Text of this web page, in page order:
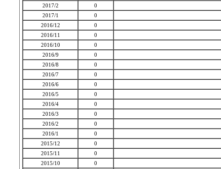
2017/2
0
2017/1
0
2016/12
0
2016/11
0
2016/10
0
2016/9
0
2016/8
0
2016/7
0
2016/6
0
2016/5
0
2016/4
0
2016/3
0
2016/2
0
2016/1
0
2015/12
0
2015/11
0
2015/10
0